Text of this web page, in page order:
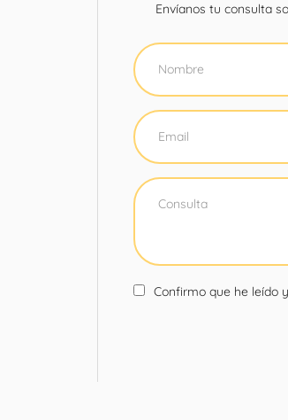
Envíanos tu consulta
Confirmo que he leído